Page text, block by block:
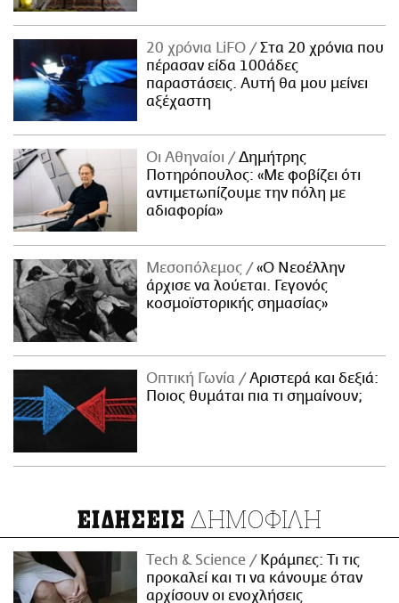
20 χρόνια LiFO
Στα 20 χρόνια που
πέρασαν είδα 100άδες
παραστάσεις. Αυτή θα μου μείνει
αξέχαστη
Οι Αθηναίοι
Δημήτρης
Ποτηρόπουλος: «Με φοβίζει ότι
αντιμετωπίζουμε την πόλη με
αδιαφορία»
Μεσοπόλεμος
«Ο Νεοέλλην
άρχισε να λούεται. Γεγονός
κοσμοϊστορικής σημασίας»
Οπτική Γωνία
Αριστερά και δεξιά:
Ποιος θυμάται πια τι σημαίνουν;
ΕΙΔΗΣΕΙΣ ΔΗΜΟΦΙΛΗ
Τech & Science
Κράμπες: Τι τις
προκαλεί και τι να κάνουμε όταν
αρχίσουν οι ενοχλήσεις